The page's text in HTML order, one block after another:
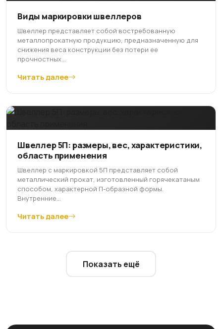
Виды маркировки швеллеров
Швеллер представляет собой востребованную
металлопрокатную продукцию, предназначенную для
снижения веса конструкции без потери ее
прочностных...
Читать далее
Швеллер 5П: размеры, вес, характеристики,
область применения
Швеллер с маркировкой 5П представляет собой
металлический прокат, изготовленный горячекатаным
способом, характерной П-образной формы.
Внутренние...
Читать далее
Показать ещё